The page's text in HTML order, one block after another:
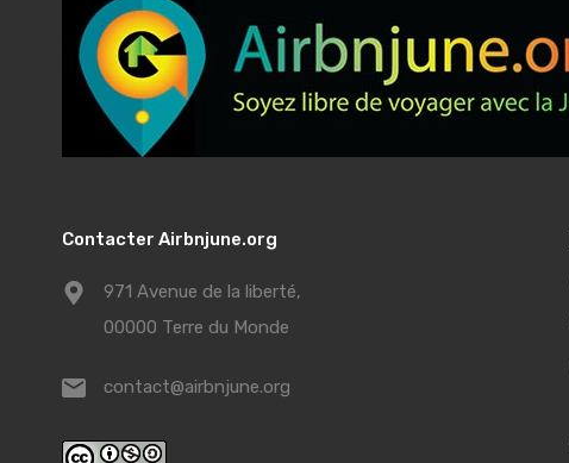
Contacter Airbnjune.org
971 Avenue de la liberté,
00000 Terre du Monde
contact@airbnjune.org